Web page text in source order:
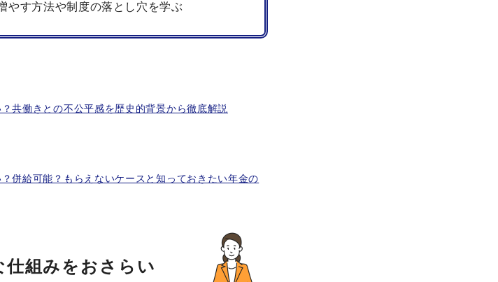
やす方法や制度の落とし穴を学ぶ
共働きとの不公平感を歴史的背景から徹底解説
併給可能？もらえないケースと知っておきたい年金の
仕組みをおさらい